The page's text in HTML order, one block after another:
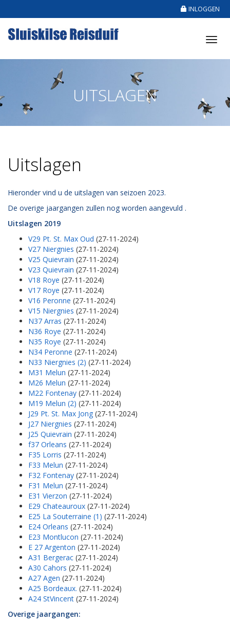
INLOGGEN
UITSLAGEN
Uitslagen
Hieronder vind u de uitslagen van seizoen 2023.
De overige jaargangen zullen nog worden aangevuld .
Uitslagen 2019
V29 Pt. St. Max Oud (27-11-2024)
V27 Niergnies (27-11-2024)
V25 Quievrain (27-11-2024)
V23 Quievrain (27-11-2024)
V18 Roye (27-11-2024)
V17 Roye (27-11-2024)
V16 Peronne (27-11-2024)
V15 Niergnies (27-11-2024)
N37 Arras (27-11-2024)
N36 Roye (27-11-2024)
N35 Roye (27-11-2024)
N34 Peronne (27-11-2024)
N33 Niergnies (2) (27-11-2024)
M31 Melun (27-11-2024)
M26 Melun (27-11-2024)
M22 Fontenay (27-11-2024)
M19 Melun (2) (27-11-2024)
J29 Pt. St. Max Jong (27-11-2024)
J27 Niergnies (27-11-2024)
J25 Quievrain (27-11-2024)
f37 Orleans (27-11-2024)
F35 Lorris (27-11-2024)
F33 Melun (27-11-2024)
F32 Fontenay (27-11-2024)
F31 Melun (27-11-2024)
E31 Vierzon (27-11-2024)
E29 Chateauroux (27-11-2024)
E25 La Souterraine (1) (27-11-2024)
E24 Orleans (27-11-2024)
E23 Montlucon (27-11-2024)
E 27 Argenton (27-11-2024)
A31 Bergerac (27-11-2024)
A30 Cahors (27-11-2024)
A27 Agen (27-11-2024)
A25 Bordeaux. (27-11-2024)
A24 StVincent (27-11-2024)
Overige jaargangen: